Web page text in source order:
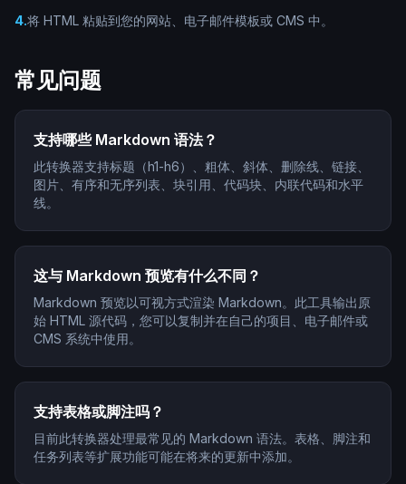
4.将 HTML 粘贴到您的网站、电子邮件模板或 CMS 中。
常见问题
支持哪些 Markdown 语法？
此转换器支持标题（h1-h6）、粗体、斜体、删除线、链接、
图片、有序和无序列表、块引用、代码块、内联代码和水平
线。
这与 Markdown 预览有什么不同？
Markdown 预览以可视方式渲染 Markdown。此工具输出原
始 HTML 源代码，您可以复制并在自己的项目、电子邮件或
CMS 系统中使用。
支持表格或脚注吗？
目前此转换器处理最常见的 Markdown 语法。表格、脚注和
任务列表等扩展功能可能在将来的更新中添加。